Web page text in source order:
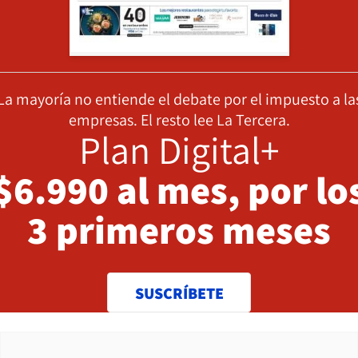
mayoría no entiende el debate por el impuesto a
empresas. El resto lee La Tercera.
Plan Digital+
al mes, por
3 primeros meses
SUSCRÍBETE